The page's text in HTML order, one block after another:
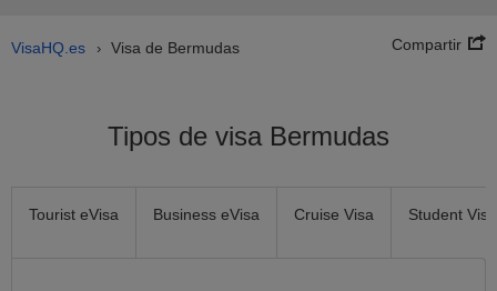
VisaHQ.es › Visa de Bermudas Compartir
Tipos de visa Bermudas
Tourist eVisa Business eVisa Cruise Visa Student Visa